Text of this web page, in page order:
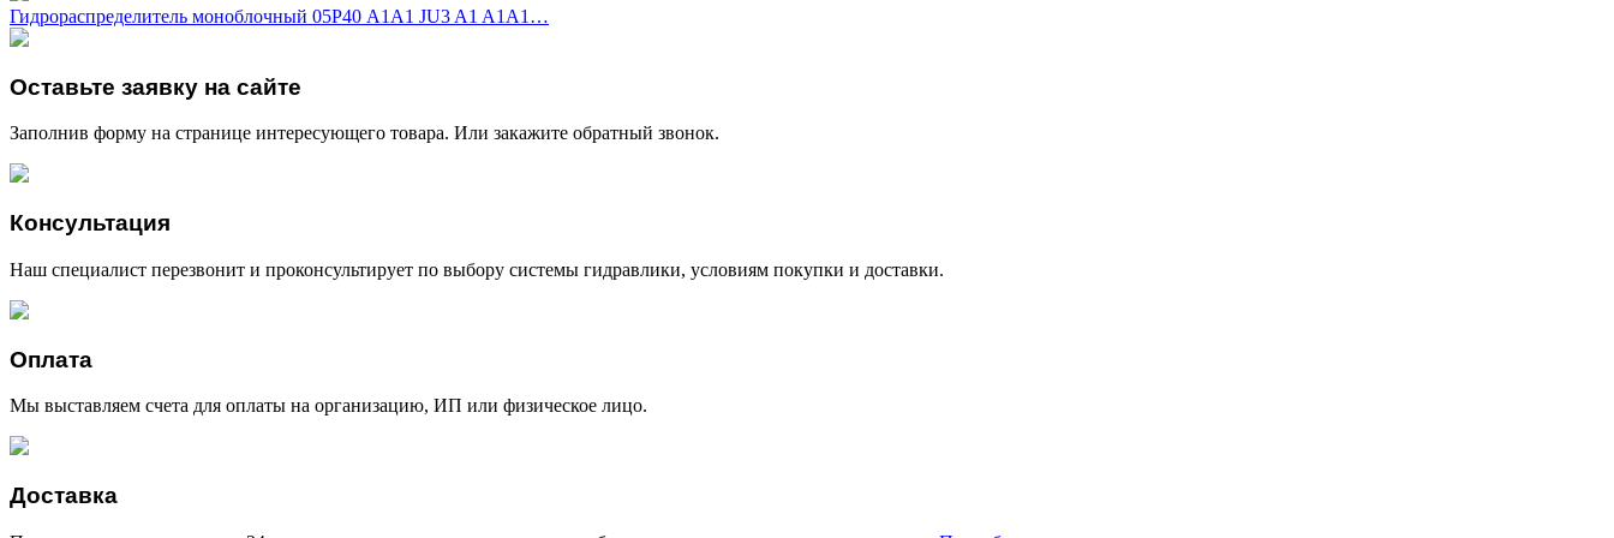
Гидрораспределитель моноблочный 05Р40 A1A1 JU3 A1 A1A1…
Оставьте заявку на сайте
Заполнив форму на странице интересующего товара. Или закажите обратный звонок.
Консультация
Наш специалист перезвонит и проконсультирует по выбору системы гидравлики, условиям покупки и доставки.
Оплата
Мы выставляем счета для оплаты на организацию, ИП или физическое лицо.
Доставка